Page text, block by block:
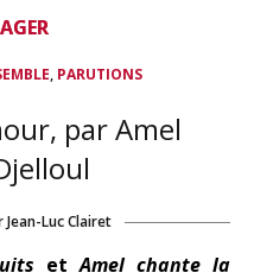
, PARUTIONS
par Amel
Jean-Luc Clairet
etAmel chante la